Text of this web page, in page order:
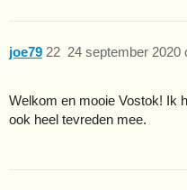
joe79 24 september 2020
22
Welkom en mooie Vostok! Ik
ook heel tevreden mee.